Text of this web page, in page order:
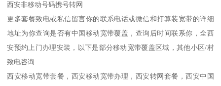
西安非移动号码携号转网
更多套餐致电或私信留言你的联系电话或微信和打算装宽带的详细
地址为你查询是否有中国移动宽带覆盖，查询后时间联系你，全西
安预约上门办理安装，以下是部分移动宽带覆盖区域，其他小区/村
致电咨询
西安移动宽带套餐，西安移动宽带办理，西安转网套餐，西安中国